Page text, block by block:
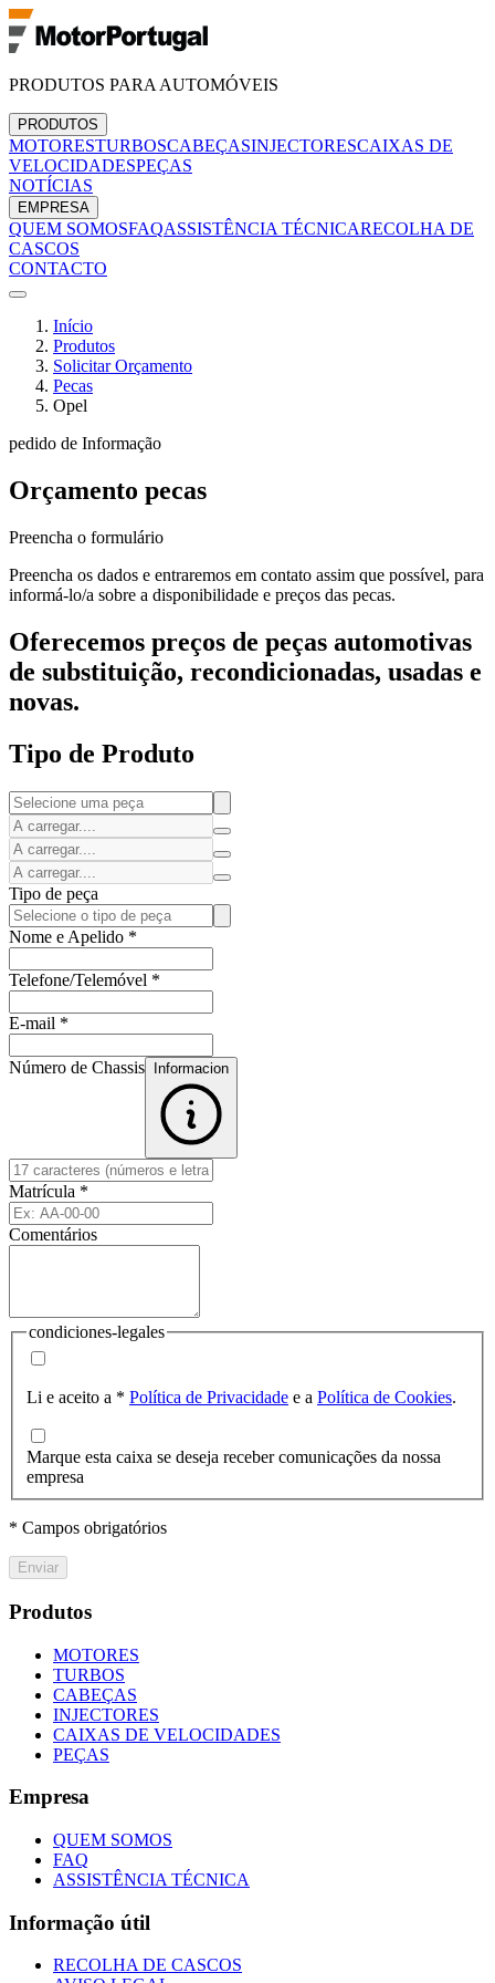
PRODUTOS PARA AUTOMÓVEIS
PRODUTOS
MOTORESTURBOSCABEÇASINJECTORESCAIXAS DE
VELOCIDADESPEÇAS
NOTÍCIAS
EMPRESA
QUEM SOMOSFAQASSISTÊNCIA TÉCNICARECOLHA DE
CASCOS
CONTACTO
Início
Produtos
Solicitar Orçamento
Pecas
Opel
pedido de Informação
Orçamento pecas
Preencha o formulário
Preencha os dados e entraremos em contato assim que possível, para
informá-lo/a sobre a disponibilidade e preços das pecas.
Oferecemos preços de peças automotivas
de substituição, recondicionadas, usadas e
novas.
Tipo de Produto
Tipo de peça
Nome e Apelido *
Telefone/Telemóvel *
E-mail *
Número de Chassis Informacion
Matrícula *
Comentários
condiciones-legales
Li e aceito a * Política de Privacidade e a Política de Cookies.
Marque esta caixa se deseja receber comunicações da nossa
empresa
* Campos obrigatórios
Enviar
Produtos
MOTORES
TURBOS
CABEÇAS
INJECTORES
CAIXAS DE VELOCIDADES
PEÇAS
Empresa
QUEM SOMOS
FAQ
ASSISTÊNCIA TÉCNICA
Informação útil
RECOLHA DE CASCOS